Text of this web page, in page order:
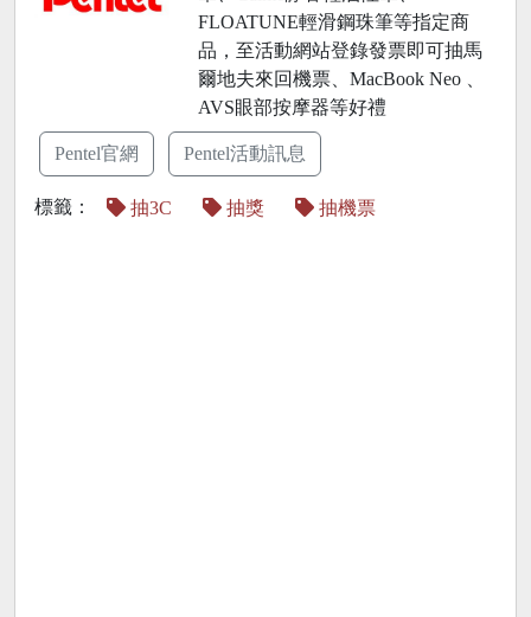
FLOATUNE輕滑鋼珠筆等指定商
品，至活動網站登錄發票即可抽馬
爾地夫來回機票、MacBook Neo 、
AVS眼部按摩器等好禮
Pentel官網 Pentel活動訊息
標籤： 抽3C 抽獎 抽機票